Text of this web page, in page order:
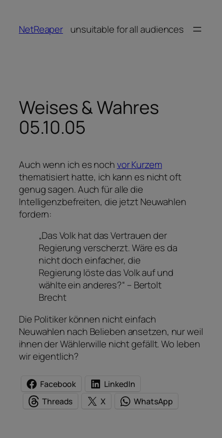
springen
NetReaper unsuitable for all audiences
Weises & Wahres
05.10.05
Auch wenn ich es nochvor Kurzem
thematisiert hatte, ich kann es nicht oft
genug sagen. Auch für alle die
Intelligenzbefreiten, die jetzt Neuwahlen
fordern:
„Das Volk hat das Vertrauen der
Regierung verscherzt. Wäre es da
nicht doch einfacher, die
Regierung löste das Volk auf und
wählte ein anderes?“ – Bertolt
Brecht
Die Politiker können nicht einfach
Neuwahlen nach Belieben ansetzen, nur weil
ihnen der Wählerwille nicht gefällt. Wo leben
wir eigentlich?
Facebook
LinkedIn
Threads
X WhatsApp